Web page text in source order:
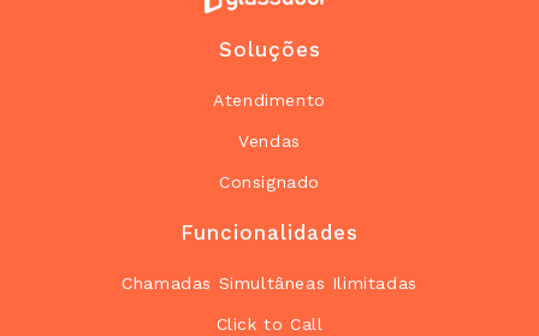
Soluções
Atendimento
Vendas
Consignado
Funcionalidades
Chamadas Simultâneas Ilimitadas
Click to Call